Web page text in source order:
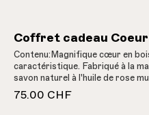
Coffret cadeau Coeur
Contenu:Magnifique cœur en
caractéristique. Fabriqué à la
savon naturel à l'huile de rose
prend soin de votre peau et
la main dans la vallée de
75.00 CHF